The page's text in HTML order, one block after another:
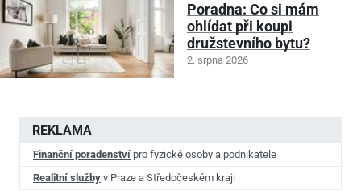
REKLAMA
Finanční poradenství pro fyzické osoby a podnikatele
Realitní služby v Praze a Středočeském kraji
Poradna: Co si mám
ohlídat při koupi
družstevního bytu?
2. srpna 2026